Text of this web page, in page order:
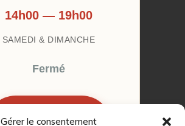
Gérer le consentement
14h00 — 19h00
SAMEDI & DIMANCHE
Fermé